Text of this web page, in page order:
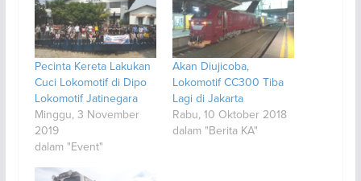
Pecinta Kereta Lakukan
Cuci Lokomotif di Dipo
Lokomotif Jatinegara
Minggu, 3 November
2019
dalam "Event"
Akan Diujicoba,
Lokomotif CC300 Tiba
Lagi di Jakarta
Rabu, 10 Oktober 2018
dalam "Berita KA"